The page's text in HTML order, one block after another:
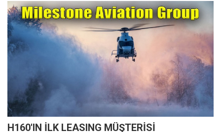
H160'IN İLK LEASING MÜŞTERİSİ